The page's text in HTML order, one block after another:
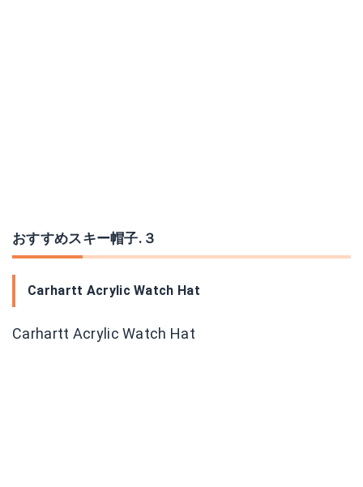
おすすめスキー帽子.３
Carhartt Acrylic Watch Hat
Carhartt Acrylic Watch Hat